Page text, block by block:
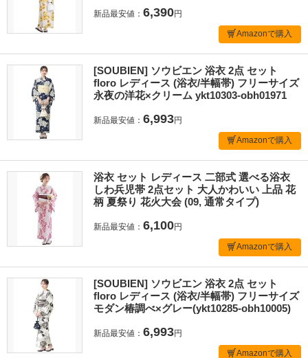
新品最安値： 6,390円
Amazonで購入
[SOUBIEN] ソウビエン 浴衣 2点 セット
floro レディース (浴衣/半幅帯) フリーサイズ
永夜の洋花×クリーム ykt10303-obh01971
新品最安値： 6,993円
Amazonで購入
浴衣 セット レディース 二部式 選べる浴衣
しわ兵児帯 2点セット 大人かわいい 上品 花
柄 夏祭り 花火大会 (09, 通常タイプ)
新品最安値： 6,100円
Amazonで購入
[SOUBIEN] ソウビエン 浴衣 2点 セット
floro レディース (浴衣/半幅帯) フリーサイズ
モダン椿調べ×グレー(ykt10285-obh10005)
新品最安値： 6,993円
Amazonで購入